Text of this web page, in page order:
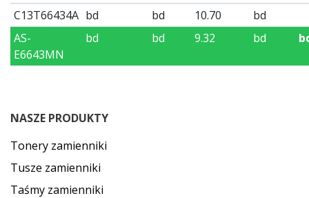
C13T66434A bd bd 10.70
bd
AS-
E6643MN
bd bd 9.32 bd
NASZE PRODUKTY
Tonery zamienniki
Tusze zamienniki
Taśmy zamienniki